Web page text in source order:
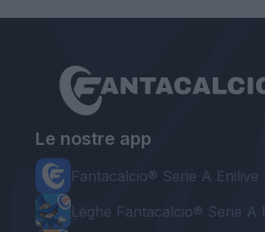
Le nostre app
Fantacalcio® Serie A Enilive
Leghe Fantacalcio® Serie A